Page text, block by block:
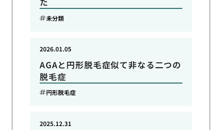
未分類
AGAと円形脱毛症似て非なる二つの
脱毛症
2026.01.05
円形脱毛症
2025.12.31